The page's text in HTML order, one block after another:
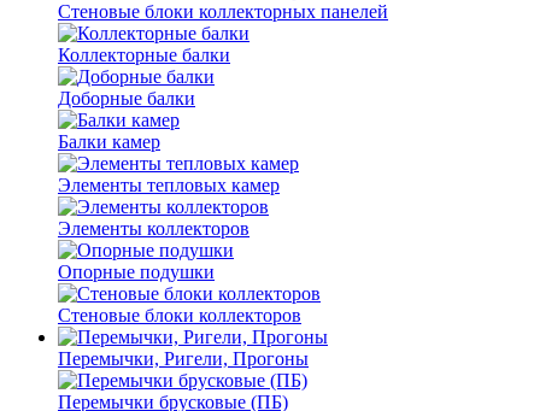
Стеновые блоки коллекторных панелей
Коллекторные балки
Доборные балки
Балки камер
Элементы тепловых камер
Элементы коллекторов
Опорные подушки
Стеновые блоки коллекторов
Перемычки, Ригели, Прогоны
Перемычки брусковые (ПБ)